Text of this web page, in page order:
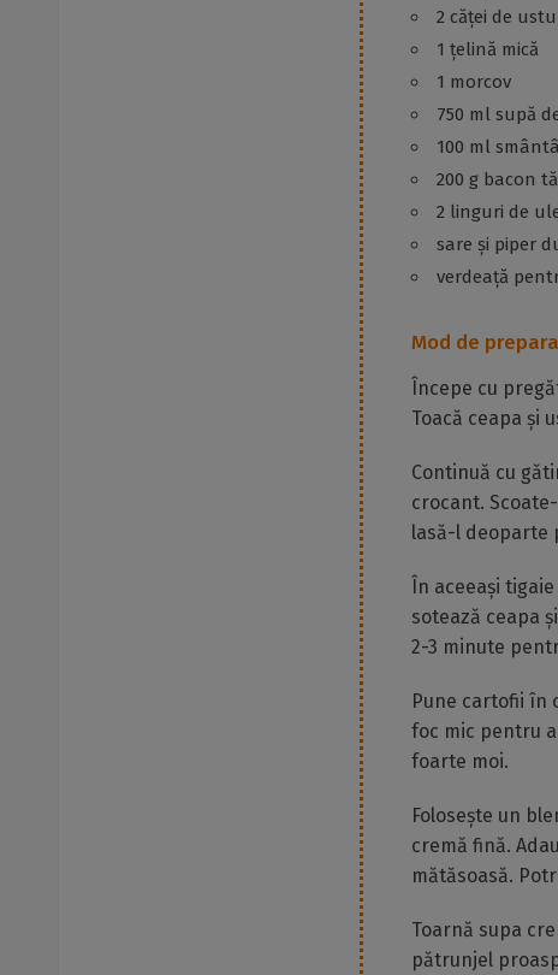
2 căței de
1 țelină mică
1 morcov
750 ml supă
100 ml
200 g bacon
2 linguri de
sare și piper
verdeață
Mod de
Începe cu
Toacă ceapa și
Continuă cu
crocant.
lasă-l deoparte
În aceeași
sotează ceapa
2-3 minute
Pune cartofii în
foc mic pentru
foarte moi.
Folosește un
cremă fină.
mătăsoasă.
Toarnă supa
pătrunjel